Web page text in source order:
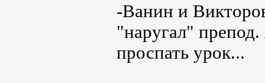
-Ванин и
"наругал" препод.
проспать урок...